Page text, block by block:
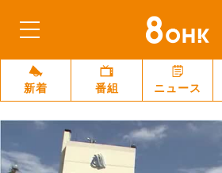
新着 番組 ニュース